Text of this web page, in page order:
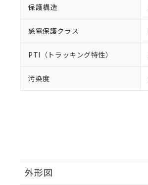
保護構造
感電保護クラス
PTI（トラッキング特性）
汚染度
外形図